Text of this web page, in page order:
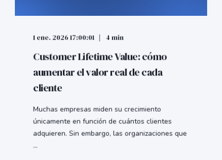
1 ene. 2026 17:00:01 4 min
Customer Lifetime Value: cómo
aumentar el valor real de cada
cliente
Muchas empresas miden su crecimiento
únicamente en función de cuántos clientes
adquieren. Sin embargo, las organizaciones que
...